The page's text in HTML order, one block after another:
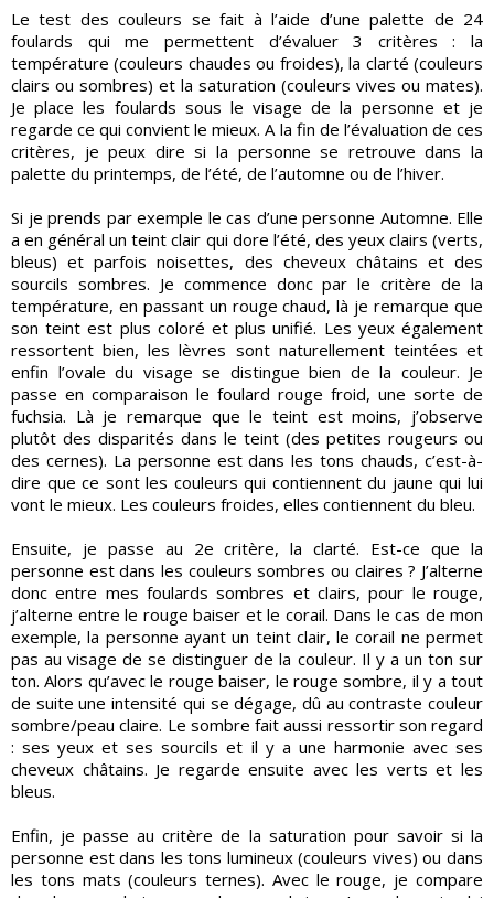
Le test des couleurs se fait à l’aide d’une palette de 24
foulards qui me permettent d’évaluer 3 critères : la
température (couleurs chaudes ou froides), la clarté (couleurs
clairs ou sombres) et la saturation (couleurs vives ou mates).
Je place les foulards sous le visage de la personne et je
regarde ce qui convient le mieux. A la fin de l’évaluation de ces
critères, je peux dire si la personne se retrouve dans la
palette du printemps, de l’été, de l’automne ou de l’hiver.
Si je prends par exemple le cas d’une personne Automne. Elle
a en général un teint clair qui dore l’été, des yeux clairs (verts,
bleus) et parfois noisettes, des cheveux châtains et des
sourcils sombres. Je commence donc par le critère de la
température, en passant un rouge chaud, là je remarque que
son teint est plus coloré et plus unifié. Les yeux également
ressortent bien, les lèvres sont naturellement teintées et
enfin l’ovale du visage se distingue bien de la couleur. Je
passe en comparaison le foulard rouge froid, une sorte de
fuchsia. Là je remarque que le teint est moins, j’observe
plutôt des disparités dans le teint (des petites rougeurs ou
des cernes). La personne est dans les tons chauds, c’est-à-
dire que ce sont les couleurs qui contiennent du jaune qui lui
vont le mieux. Les couleurs froides, elles contiennent du bleu.
Ensuite, je passe au 2e critère, la clarté. Est-ce que la
personne est dans les couleurs sombres ou claires ? J’alterne
donc entre mes foulards sombres et clairs, pour le rouge,
j’alterne entre le rouge baiser et le corail. Dans le cas de mon
exemple, la personne ayant un teint clair, le corail ne permet
pas au visage de se distinguer de la couleur. Il y a un ton sur
ton. Alors qu’avec le rouge baiser, le rouge sombre, il y a tout
de suite une intensité qui se dégage, dû au contraste couleur
sombre/peau claire. Le sombre fait aussi ressortir son regard
: ses yeux et ses sourcils et il y a une harmonie avec ses
cheveux châtains. Je regarde ensuite avec les verts et les
bleus.
Enfin, je passe au critère de la saturation pour savoir si la
personne est dans les tons lumineux (couleurs vives) ou dans
les tons mats (couleurs ternes). Avec le rouge, je compare